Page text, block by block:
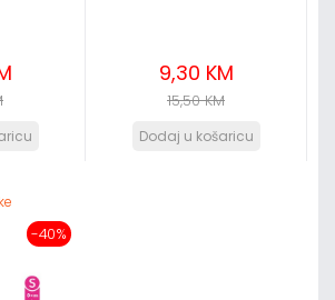
9,30 KM
15,50 KM
-40%